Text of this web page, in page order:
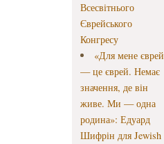
Всесвітнього
Єврейського
Конгресу
«Для мене єврей
— це єврей. Немає
значення, де він
живе. Ми — одна
родина»: Едуард
Шифрін для Jewish